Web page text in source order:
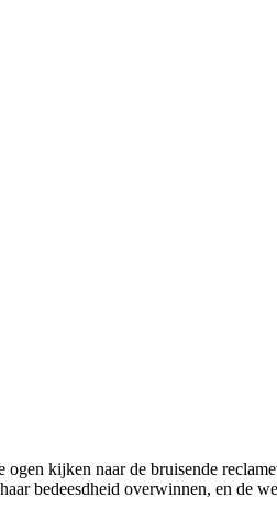
kijken naar de bruisende
bedeesdheid overwinnen, en de